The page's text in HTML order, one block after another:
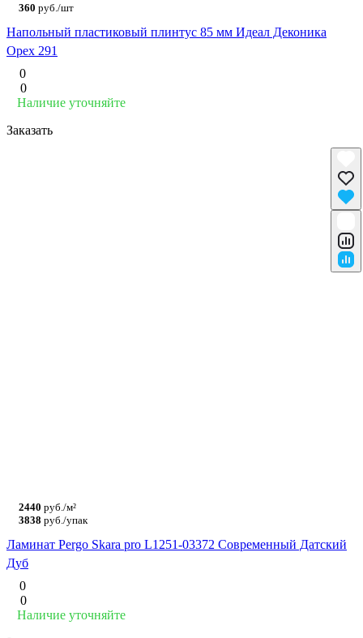
360 руб./шт
Напольный пластиковый плинтус 85 мм Идеал Деконика
Орех 291
0
0
Наличие уточняйте
Заказать
2440 руб./м²
3838 руб./упак
Ламинат Pergo Skara pro L1251-03372 Современный Датский
Дуб
0
0
Наличие уточняйте